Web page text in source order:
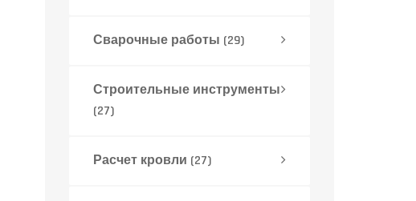
Сварочные работы (29)
Строительные инструменты
(27)
Расчет кровли (27)